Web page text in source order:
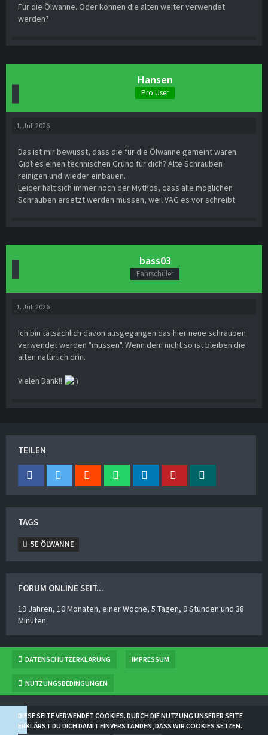
Für die Ölwanne. Oder können die alten weiter verwendet
werden?
Hansen
Pro User
1. Juli 2026
Das ist mir bewusst, dass die für die Ölwanne gemeint waren.
Gibt es einen technischen Grund für dich? Alte Schrauben
reinigen und wieder einbauen.
Leider hält sich immer noch der Mythos, dass alle möglichen
Schrauben ersetzt werden müssen, weil VAG es vor schreibt.
bass03
Fahrschüler
1. Juli 2026
Ich bin tatsächlich davon ausgegangen das hier neue schrauben
verwendet werden "müssen". Wenn dem nicht so ist bleiben die
alten natürlich drin.
Vielen Dank!!
TEILEN
TAGS
5E ÖLWANNE
FORUM ONLINE SEIT...
19 Jahren, 10 Monaten, einer Woche, 5 Tagen, 9 Stunden und 38
Minuten
DATENSCHUTZERKLÄRUNG IMPRESSUM
NUTZUNGSBEDINGUNGEN
BBCODESAMMLUNGVONNORSE
COMMUNITY-SOFTWARE:WOLTLAB SUITE™ 5.2.21
DIESE SEITE VERWENDET COOKIES. DURCH DIE NUTZUNG UNSERER SEITE
ERKLÄRST DU DICH DAMIT EINVERSTANDEN, DASS WIR COOKIES SETZEN.